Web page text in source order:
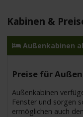
Kabinen &
Außenkabinen
Preise für
Außenkabinen
Fenster und sorgen
ermöglichen auch